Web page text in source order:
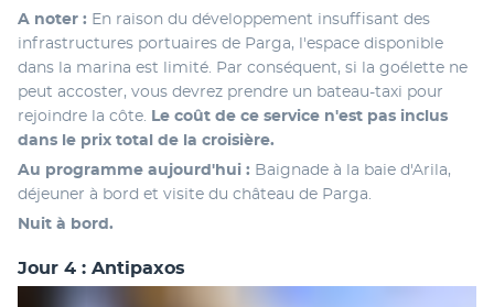
A noter : En raison du développement insuffisant des
infrastructures portuaires de Parga, l'espace disponible
dans la marina est limité. Par conséquent, si la goélette ne
peut accoster, vous devrez prendre un bateau-taxi pour
rejoindre la côte. Le coût de ce service n'est pas inclus
dans le prix total de la croisière.
Au programme aujourd'hui : Baignade à la baie d'Arila,
déjeuner à bord et visite du château de Parga.
Nuit à bord.
Jour 4 : Antipaxos